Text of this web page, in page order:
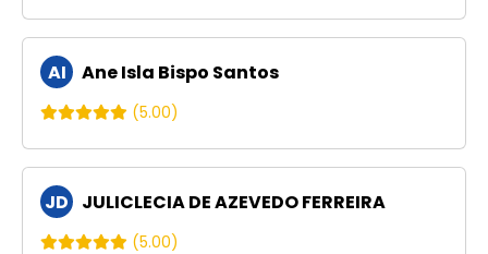
AI Ane Isla Bispo Santos
(5.00)
JD JULICLECIA DE AZEVEDO FERREIRA
(5.00)